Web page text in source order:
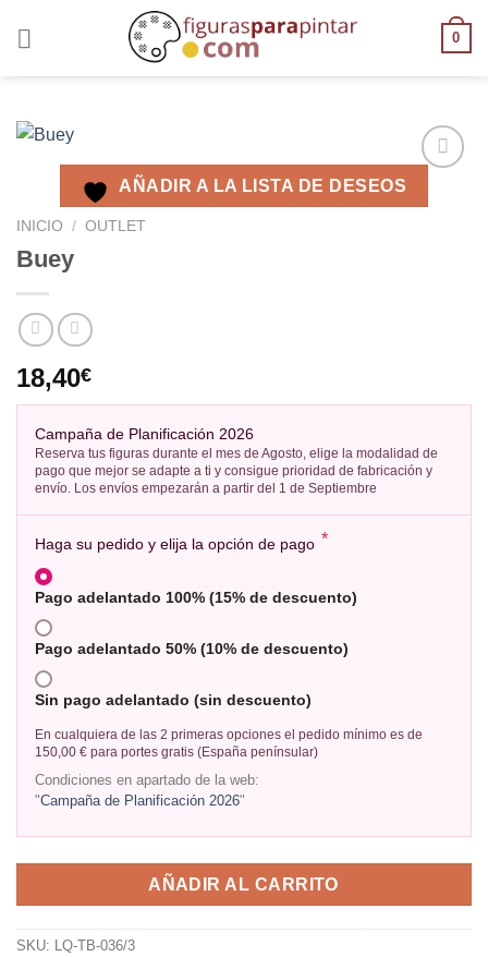
0
AÑADIR
AÑADIR A LA LISTA DE DESEOS
INICIO / OUTLET
Buey
18,40€
Campaña de Planificación 2026
Reserva tus figuras durante el mes de Agosto, elige la modalidad de
pago que mejor se adapte a ti y consigue prioridad de fabricación y
envío. Los envíos empezarán a partir del 1 de Septiembre
Haga su pedido y elija la opción de pago *
Pago adelantado 100% (15% de descuento)
Pago adelantado 50% (10% de descuento)
Sin pago adelantado (sin descuento)
En cualquiera de las 2 primeras opciones el pedido mínimo es de
150,00 € para portes gratis (España penínsular)
Condiciones en apartado de la web:
"Campaña de Planificación 2026"
AÑADIR AL CARRITO
SKU: LQ-TB-036/3